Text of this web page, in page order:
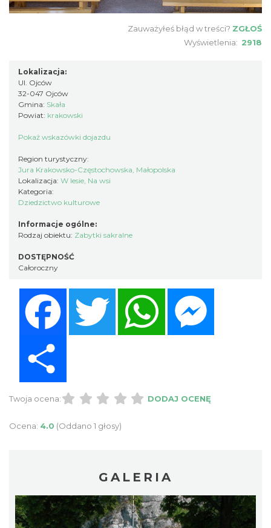
Zauważyłeś błąd w treści? ZGŁOŚ
Wyświetlenia: 2918
Lokalizacja:
Ul. Ojców
32-047 Ojców
Gmina: Skała
Powiat: krakowski
Pokaż wskazówki dojazdu
Region turystyczny:
Jura Krakowsko-Częstochowska, Małopolska
Lokalizacja: W lesie, Na wsi
Kategoria:
Dziedzictwo kulturowe
Informacje ogólne:
Rodzaj obiektu: Zabytki sakralne
DOSTĘPNOŚĆ
Całoroczny
Twitter WhatsApp
Twoja ocena: DODAJ OCENĘ
Ocena: 4.0 (Oddano 1 głosy)
GALERIA